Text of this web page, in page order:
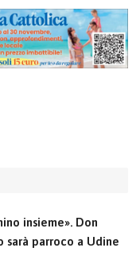
insieme». Don
sarà parroco a Udine